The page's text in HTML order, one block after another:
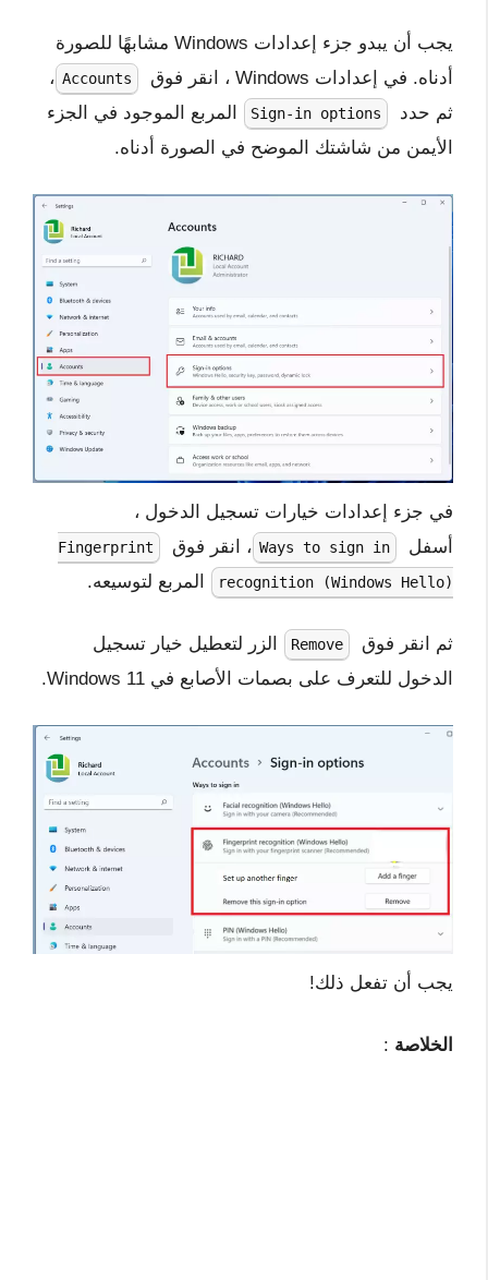
يجب أن يبدو جزء إعدادات Windows مشابهًا للصورة
أدناه. في إعدادات Windows ، انقر فوق
Accounts ،
ثم حدد
Sign-in options
المربع الموجود في الجزء
الأيمن من شاشتك الموضح في الصورة أدناه.
في جزء إعدادات خيارات تسجيل الدخول ،
أسفل
Ways to sign in ، انقر فوق
Fingerprint
recognition (Windows Hello)
المربع لتوسيعه.
ثم انقر فوق Remove
الزر لتعطيل خيار تسجيل
الدخول للتعرف على بصمات الأصابع في Windows 11.
يجب أن تفعل ذلك!
الخلاصة :